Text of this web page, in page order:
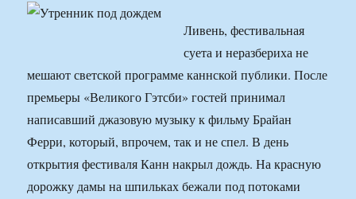
Ливень, фестивальная
суета и неразбериха не
мешают светской программе каннской публики. После
премьеры «Великого Гэтсби» гостей принимал
написавший джазовую музыку к фильму Брайан
Ферри, который, впрочем, так и не спел. В день
открытия фестиваля Канн накрыл дождь. На красную
дорожку дамы на шпильках бежали под потоками